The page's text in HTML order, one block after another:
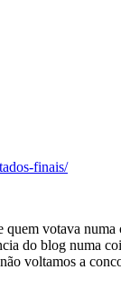
finais/
votava
do blog numa
voltamos a